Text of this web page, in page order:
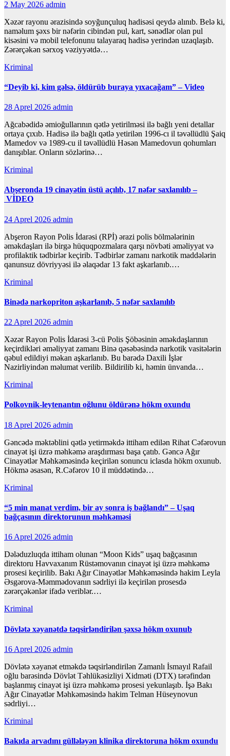
2 May 2026 admin
Xəzər rayonu ərazisində soyğunçuluq hadisəsi qeydə alınıb. Belə ki,
naməlum şəxs bir nəfərin cibindən pul, kart, sənədlər olan pul
kisəsini və mobil telefonunu talayaraq hadisə yerindən uzaqlaşıb.
Zərərçəkən sərxoş vəziyyətdə…
Kriminal
“Deyib ki, kim gəlsə, öldürüb buraya yıxacağam” – Video
28 Aprel 2026 admin
Ağcabədidə əmioğullarının qətlə yetirilməsi ilə bağlı yeni detallar
ortaya çıxıb. Hadisə ilə bağlı qətlə yetirilən 1996-cı il təvəllüdlü Şaiq
Mamedov və 1989-cu il təvəllüdlü Həsən Mamedovun qohumları
danışıblar. Onların sözlərinə…
Kriminal
Abşeronda 19 cinayətin üstü açılıb, 17 nəfər saxlanılıb –
VİDEO
24 Aprel 2026 admin
Abşeron Rayon Polis İdarəsi (RPİ) ərazi polis bölmələrinin
əməkdaşları ilə birgə hüquqpozmalara qarşı növbəti əməliyyat və
profilaktik tədbirlər keçirib. Tədbirlər zamanı narkotik maddələrin
qanunsuz dövriyyəsi ilə əlaqədar 13 fakt aşkarlanıb.…
Kriminal
Binədə narkopriton aşkarlanıb, 5 nəfər saxlanılıb
22 Aprel 2026 admin
Xəzər Rayon Polis İdarəsi 3-cü Polis Şöbəsinin əməkdaşlarının
keçirdikləri əməliyyat zamanı Binə qəsəbəsində narkotik vasitələrin
qəbul edildiyi məkan aşkarlanıb. Bu barədə Daxili İşlər
Nazirliyindən məlumat verilib. Bildirilib ki, həmin ünvanda…
Kriminal
Polkovnik-leytenantın oğlunu öldürənə hökm oxundu
18 Aprel 2026 admin
Gəncədə məktəblini qətlə yetirməkdə ittiham edilən Rihat Cəfərovun
cinayət işi üzrə məhkəmə araşdırması başa çatıb. Gəncə Ağır
Cinayətlər Məhkəməsində keçirilən sonuncu iclasda hökm oxunub.
Hökmə əsasən, R.Cəfərov 10 il müddətində…
Kriminal
“5 min manat verdim, bir ay sonra iş bağlandı” – Uşaq
bağçasının direktorunun məhkəməsi
16 Aprel 2026 admin
Dələduzluqda ittiham olunan “Moon Kids” uşaq bağçasının
direktoru Havvaxanım Rüstəmovanın cinayət işi üzrə məhkəmə
prosesi keçirilib. Bakı Ağır Cinayətlər Məhkəməsində hakim Leyla
Əsgərova-Məmmədovanın sədrliyi ilə keçirilən prosesdə
zərərçəkənlər ifadə veriblər.…
Kriminal
Dövlətə xəyanətdə təqsirləndirilən şəxsə hökm oxunub
16 Aprel 2026 admin
Dövlətə xəyanət etməkdə təqsirləndirilən Zamanlı İsmayıl Rafail
oğlu barəsində Dövlət Təhlükəsizliyi Xidməti (DTX) tərəfindən
başlanmış cinayət işi üzrə məhkəmə prosesi yekunlaşıb. İşə Bakı
Ağır Cinayətlər Məhkəməsində hakim Telman Hüseynovun
sədrliyi…
Kriminal
Bakıda arvadını güllələyən klinika direktoruna hökm oxundu